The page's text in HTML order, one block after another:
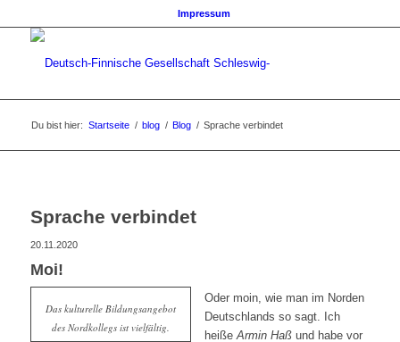
Impressum
Du bist hier: Startseite / blog / Blog / Sprache verbindet
Sprache verbindet
20.11.2020
Moi!
Das kulturelle Bildungsangebot
des Nordkollegs ist vielfältig.
Oder moin, wie man im Norden
Deutschlands so sagt. Ich
heißeArmin Haßund habe vor